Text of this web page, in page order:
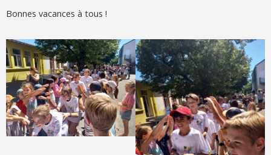
Bonnes vacances à tous !